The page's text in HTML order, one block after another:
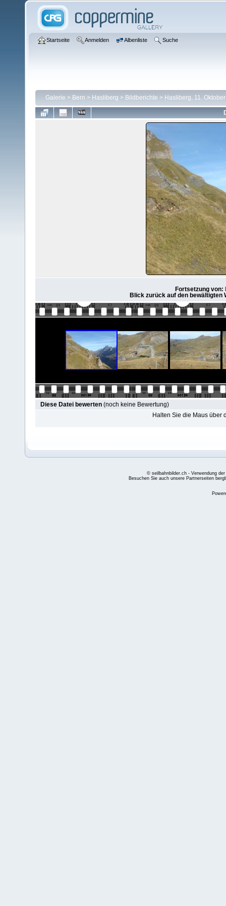
Startseite Anmelden Albenliste Suche
Galerie > Bern > Hasliberg > Bildberichte > Hasliberg, 11.
Fortsetzung von:
Blick zurück auf den bewältigten
Diese Datei bewerten (noch keine Bewertung)
Halten Sie die Maus über
© seilbahnbilder.ch - Verwendung
Besuchen Sie auch unsere Partnerseiten